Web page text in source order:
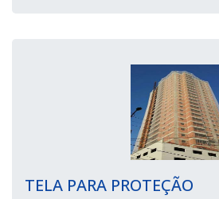
TELA PARA PROTEÇÃO